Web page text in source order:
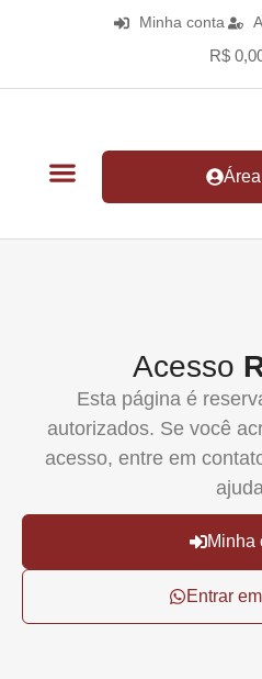
Minha conta
R$
Acesso
Esta página é
autorizados. Se você
acesso, entre em
Minha
Entrar